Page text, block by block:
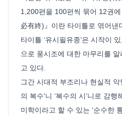
1,200편을 100편씩 묶어 12권
必有終)』이란 타이틀로 엮어낸
타이틀 ‘유시필유종’은 시작이
으로 풍시조에 대한 마무리를
고 있다.
그간 시대적 부조리나 현실적 악
의 복수’니 ‘복수의 시’니로 감
미학이라고 할 수 있는 ‘순수한